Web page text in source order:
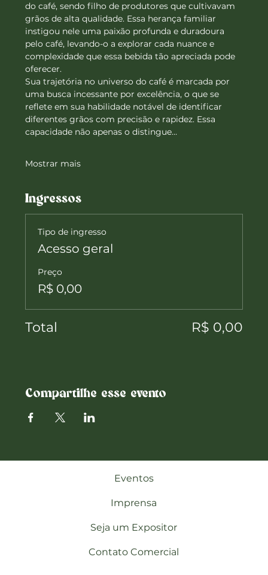
do café, sendo filho de produtores que cultivavam
grãos de alta qualidade. Essa herança familiar
instigou nele uma paixão profunda e duradoura
pelo café, levando-o a explorar cada nuance e
complexidade que essa bebida tão apreciada pode
oferecer.
Sua trajetória no universo do café é marcada por
uma busca incessante por excelência, o que se
reflete em sua habilidade notável de identificar
diferentes grãos com precisão e rapidez. Essa
capacidade não apenas o distingue…
Mostrar mais
Ingressos
Tipo de ingresso
Acesso geral
Preço
R$ 0,00
Total R$ 0,00
Compartilhe esse evento
Eventos
Imprensa
Seja um Expositor
Contato Comercial